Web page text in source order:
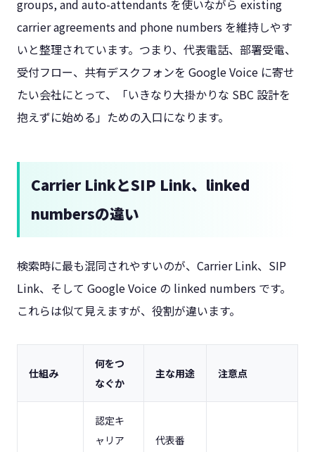
groups, and auto-attendants を使いながら existing
carrier agreements and phone numbers を維持しやす
いと整理されています。つまり、代表電話、部署受電、
受付フロー、共有デスクフォンを Google Voice に寄せ
たい会社にとって、「いきなり大掛かりな SBC 設計を
抱えずに始める」ための入口になります。
Carrier LinkとSIP Link、linked
numbersの違い
検索時に最も混同されやすいのが、Carrier Link、SIP
Link、そして Google Voice の linked numbers です。
これらは似て見えますが、役割が違います。
仕組み
何をつ
なぐか
主な用途 注意点
認定キ
ャリア
代表番